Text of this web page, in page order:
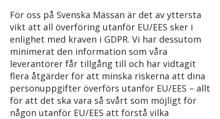
För oss på Svenska Mässan är det av yttersta
vikt att all överföring utanför EU/EES sker i
enlighet med kraven i GDPR. Vi har dessutom
minimerat den information som våra
leverantörer får tillgång till och har vidtagit
flera åtgärder för att minska riskerna att dina
personuppgifter överförs utanför EU/EES – allt
för att det ska vara så svårt som möjligt för
någon utanför EU/EES att förstå vilka